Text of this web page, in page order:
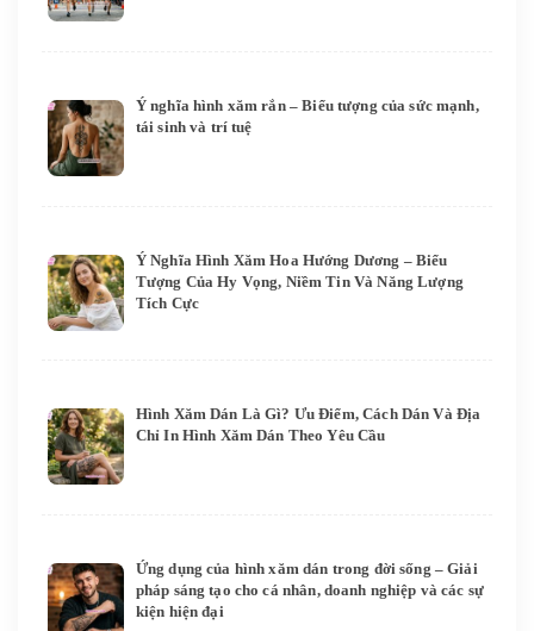
Ý nghĩa hình xăm rắn – Biểu tượng của sức mạnh,
tái sinh và trí tuệ
Ý Nghĩa Hình Xăm Hoa Hướng Dương – Biểu
Tượng Của Hy Vọng, Niềm Tin Và Năng Lượng
Tích Cực
Hình Xăm Dán Là Gì? Ưu Điểm, Cách Dán Và Địa
Chỉ In Hình Xăm Dán Theo Yêu Cầu
Ứng dụng của hình xăm dán trong đời sống – Giải
pháp sáng tạo cho cá nhân, doanh nghiệp và các sự
kiện hiện đại